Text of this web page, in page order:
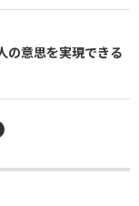
の意思を実現できる